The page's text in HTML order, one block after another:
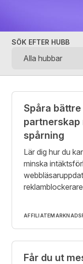
SÖK EFTER HUBB
Posts
Spåra
spårning
Lär dig hur du
minska
Får du ut